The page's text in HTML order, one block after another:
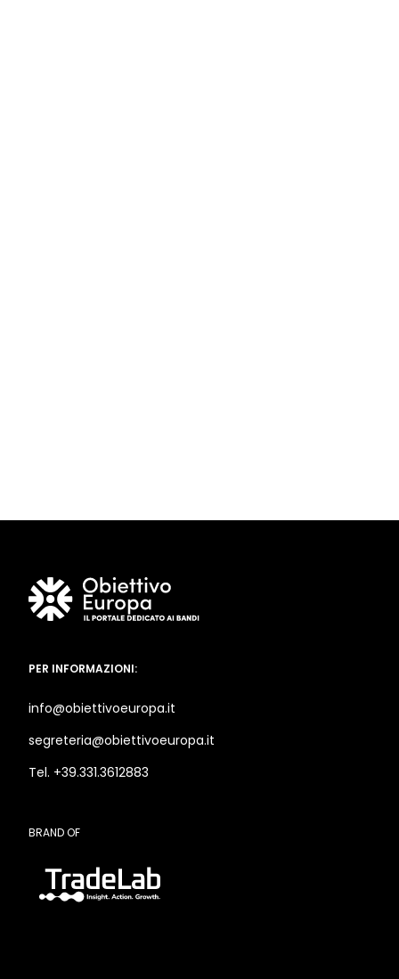
PER INFORMAZIONI:
info@obiettivoeuropa.it
segreteria@obiettivoeuropa.it
Tel. +39.331.3612883
BRAND OF